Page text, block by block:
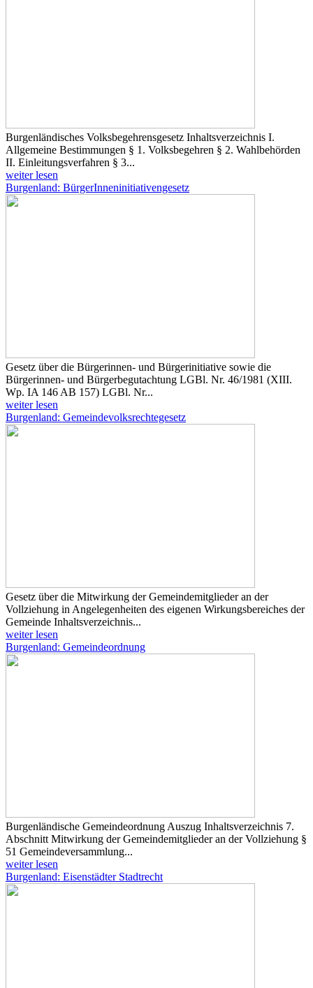
Burgenländisches Volksbegehrensgesetz Inhaltsverzeichnis I.
Allgemeine Bestimmungen § 1. Volksbegehren § 2. Wahlbehörden
II. Einleitungsverfahren § 3...
weiter lesen
Burgenland: BürgerInneninitiativengesetz
Gesetz über die Bürgerinnen- und Bürgerinitiative sowie die
Bürgerinnen- und Bürgerbegutachtung LGBl. Nr. 46/1981 (XIII.
Wp. IA 146 AB 157) LGBl. Nr...
weiter lesen
Burgenland: Gemeindevolksrechtegesetz
Gesetz über die Mitwirkung der Gemeindemitglieder an der
Vollziehung in Angelegenheiten des eigenen Wirkungsbereiches der
Gemeinde Inhaltsverzeichnis...
weiter lesen
Burgenland: Gemeindeordnung
Burgenländische Gemeindeordnung Auszug Inhaltsverzeichnis 7.
Abschnitt Mitwirkung der Gemeindemitglieder an der Vollziehung §
51 Gemeindeversammlung...
weiter lesen
Burgenland: Eisenstädter Stadtrecht